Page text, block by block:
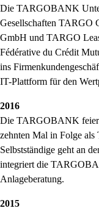
Die TARGOBANK
Gesellschaften TARGO
GmbH und TARGO
Fédérative du Crédit
ins
IT-Plattform für den
2016
Die TARGOBANK
zehnten Mal in Folge
Selbstständige geht an
integriert die
Anlageberatung.
2015